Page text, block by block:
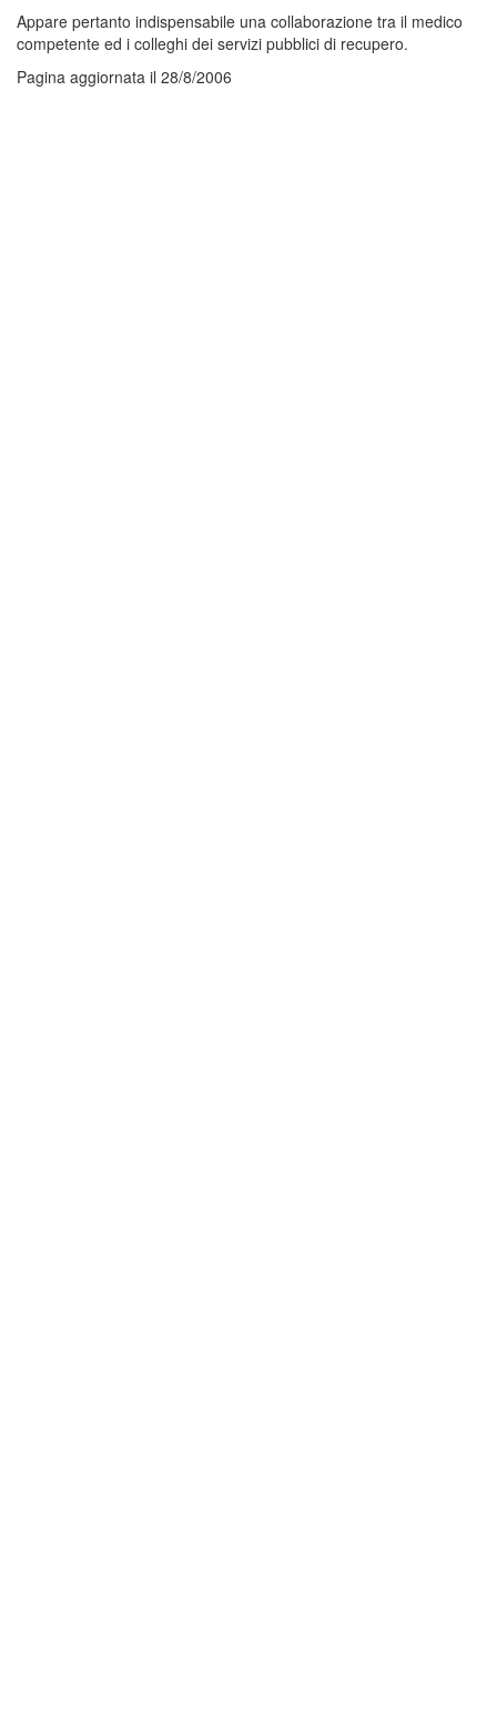
Appare pertanto indispensabile una collaborazione tra il medico
competente ed i colleghi dei servizi pubblici di recupero.
Pagina aggiornata il 28/8/2006